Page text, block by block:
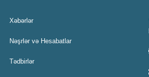
Xəbərlər
Nəşrlər və Hesabatlar
Tədbirlər